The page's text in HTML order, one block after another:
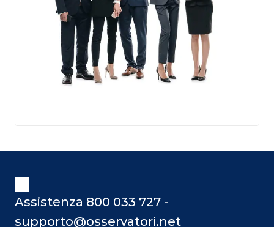
Assistenza 800 033 727 -
supporto@osservatori.net